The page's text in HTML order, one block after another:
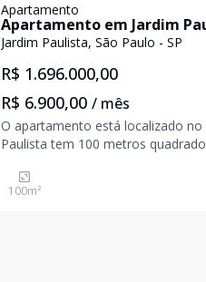
Apartamento
Apartamento em Jardim
Jardim Paulista, São Paulo - SP
R$ 1.696.000,00
R$ 6.900,00 / mês
O apartamento está localizado no
Paulista tem 100 metros
tranquilo com rua plana e pouca
acesso a serviços muito
100m²